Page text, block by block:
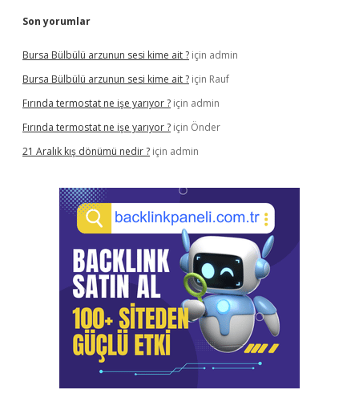
Son yorumlar
Bursa Bülbülü arzunun sesi kime ait ? için admin
Bursa Bülbülü arzunun sesi kime ait ? için Rauf
Fırında termostat ne işe yarıyor ? için admin
Fırında termostat ne işe yarıyor ? için Önder
21 Aralık kış dönümü nedir ? için admin